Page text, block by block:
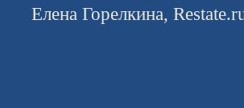
Елена Горелкина,